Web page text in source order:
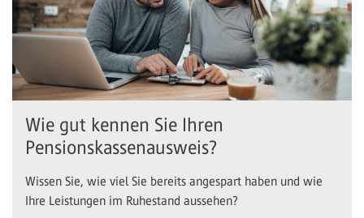
Wie gut kennen Sie Ihren
Pensionskassenausweis?
Wissen Sie, wie viel Sie bereits angespart haben und wie
Ihre Leistungen im Ruhestand aussehen?